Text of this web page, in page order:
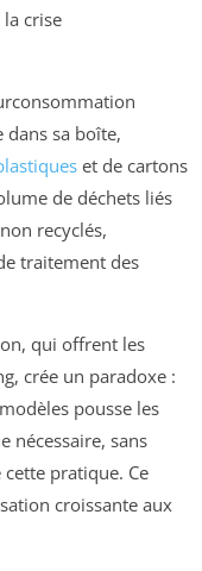
crise
dans sa boîte,
et de cartons
de déchets liés
recyclés,
traitement des
qui offrent les
crée un paradoxe :
pousse les
nécessaire, sans
pratique. Ce
croissante aux